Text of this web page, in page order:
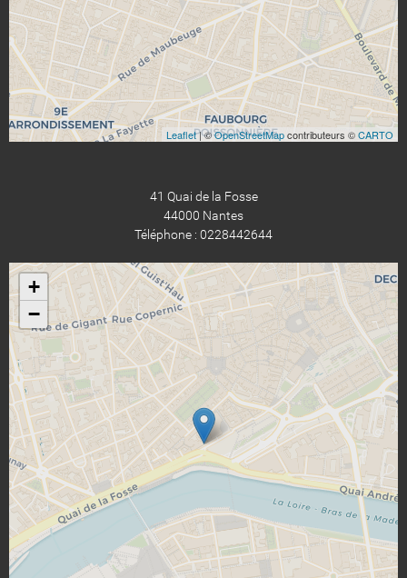
Leaflet| ©OpenStreetMapcontributeurs ©CARTO
41 Quai de la Fosse
44000 Nantes
Téléphone : 0228442644
+
−